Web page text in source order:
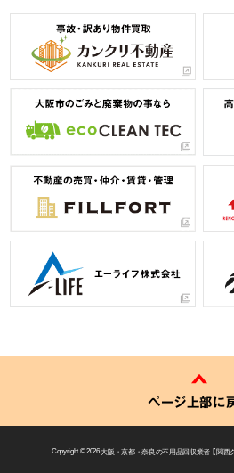
ページ上部に
Copyright © 2026大阪・京都・奈良の不用品回収業者 【 関西